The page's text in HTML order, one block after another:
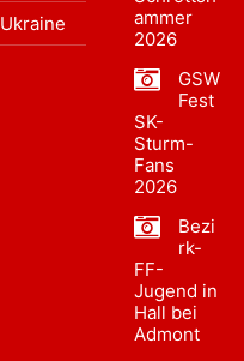
Ukraine
ammer
2026
GSW
Fest
SK-
Sturm-
Fans
2026
Bezi
rk-
FF-
Jugend in
Hall bei
Admont